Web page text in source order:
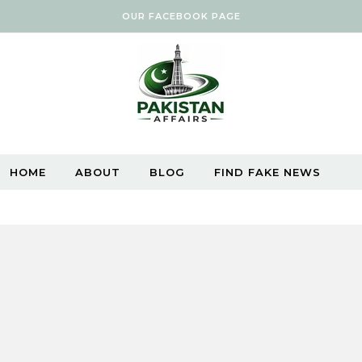
OUR FACEBOOK PAGE
HOME ABOUT BLOG FIND FAKE NEWS